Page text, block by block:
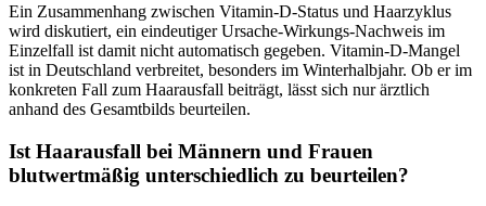
Ein Zusammenhang zwischen Vitamin-D-Status und Haarzyklus
wird diskutiert, ein eindeutiger Ursache-Wirkungs-Nachweis im
Einzelfall ist damit nicht automatisch gegeben. Vitamin-D-Mangel
ist in Deutschland verbreitet, besonders im Winterhalbjahr. Ob er im
konkreten Fall zum Haarausfall beiträgt, lässt sich nur ärztlich
anhand des Gesamtbilds beurteilen.
Ist Haarausfall bei Männern und Frauen
blutwertmäßig unterschiedlich zu beurteilen?